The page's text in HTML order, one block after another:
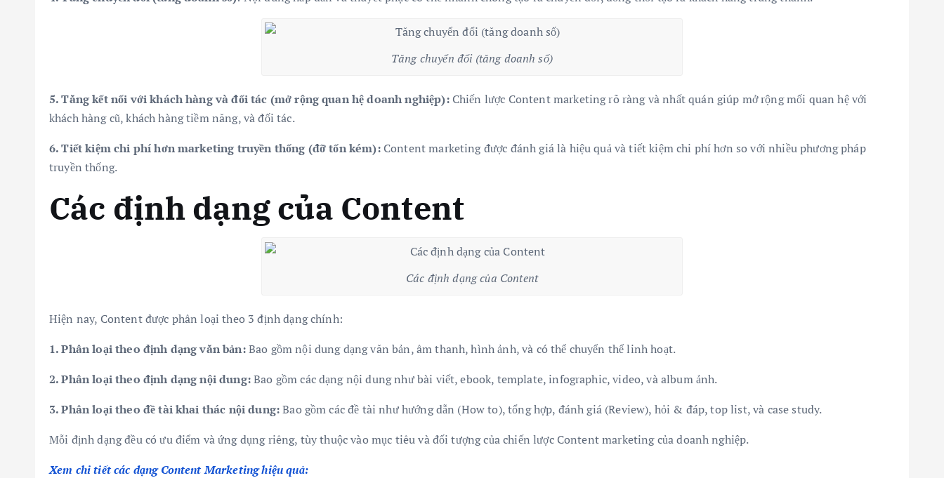
Tăng chuyển đổi (tăng doanh số)
5. Tăng kết nối với khách hàng và đối tác (mở rộng quan hệ doanh nghiệp):Chiến lược Content marketing rõ ràng và nhất quán giúp mở rộng mối quan hệ với
khách hàng cũ, khách hàng tiềm năng, và đối tác.
6. Tiết kiệm chi phí hơn marketing truyền thống (đỡ tốn kém):Content marketing được đánh giá là hiệu quả và tiết kiệm chi phí hơn so với nhiều phương pháp
truyền thống.
Các định dạng của Content
Các định dạng của Content
Hiện nay, Content được phân loại theo 3 định dạng chính:
1. Phân loại theo định dạng văn bản:Bao gồm nội dung dạng văn bản, âm thanh, hình ảnh, và có thể chuyển thể linh hoạt.
2. Phân loại theo định dạng nội dung:Bao gồm các dạng nội dung như bài viết, ebook, template, infographic, video, và album ảnh.
3. Phân loại theo đề tài khai thác nội dung:Bao gồm các đề tài như hướng dẫn (How to), tổng hợp, đánh giá (Review), hỏi & đáp, top list, và case study.
Mỗi định dạng đều có ưu điểm và ứng dụng riêng, tùy thuộc vào mục tiêu và đối tượng của chiến lược Content marketing của doanh nghiệp.
Xem chi tiết các dạng Content Marketing hiệu quả: